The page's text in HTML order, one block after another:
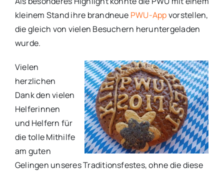
kleinem Stand ihre brandneue PWU-Appvorstellen,
die gleich von vielen Besuchern heruntergeladen
wurde.
Vielen
herzlichen
Dank den vielen
Helferinnen
und Helfern für
die tolle Mithilfe
am guten
Gelingen unseres Traditionsfestes, ohne die diese